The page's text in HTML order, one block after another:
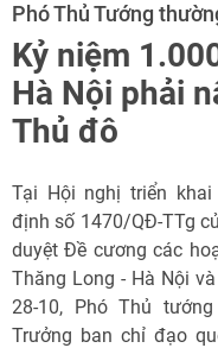
Phó Thủ Tướng
Kỷ niệm
Hà Nội phải
Thủ đô
Tại Hội nghị triển khai
định số 1470/QĐ-TTg
duyệt Đề cương các
Thăng Long - Hà Nội
28-10, Phó Thủ
Trưởng ban chỉ đạo